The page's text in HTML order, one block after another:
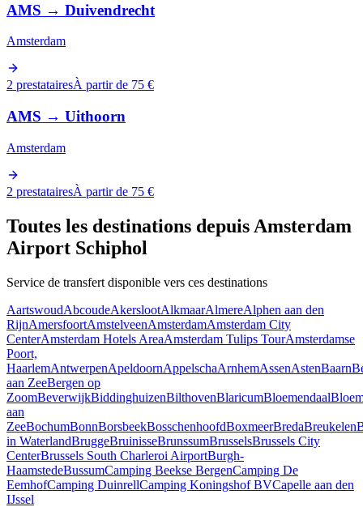
AMS → Duivendrecht
Amsterdam
2 prestatairesÀ partir de 75 €
AMS → Uithoorn
Amsterdam
2 prestatairesÀ partir de 75 €
Toutes les destinations depuis Amsterdam
Airport Schiphol
Service de transfert disponible vers ces destinations
AartswoudAbcoudeAkerslootAlkmaarAlmereAlphen aan den
RijnAmersfoortAmstelveenAmsterdamAmsterdam City
CenterAmsterdam Hotels AreaAmsterdam Tulips TourAmsterdamse
Poort,
HaarlemAntwerpenApeldoornAppelschaArnhemAssenAstenBaarn
aan ZeeBergen op
ZoomBeverwijkBiddinghuizenBilthovenBlaricumBloemendaal
aan
ZeeBochumBonnBorsbeekBosschenhoofdBoxmeerBredaBreukelen
in WaterlandBruggeBruinisseBrunssumBrusselsBrussels City
CenterBrussels South Charleroi AirportBurgh-
HaamstedeBussumCamping Beekse BergenCamping De
EemhofCamping DuinrellCamping Koningshof BVCapelle aan den
IJssel